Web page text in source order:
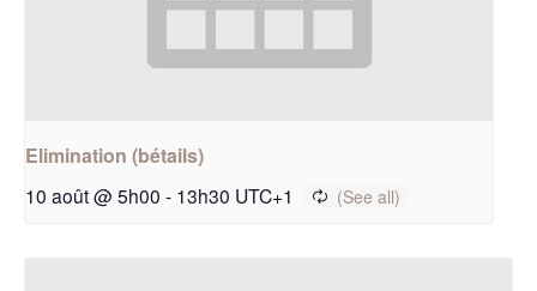
Elimination (bétails)
10 août @ 5h00 - 13h30 UTC+1